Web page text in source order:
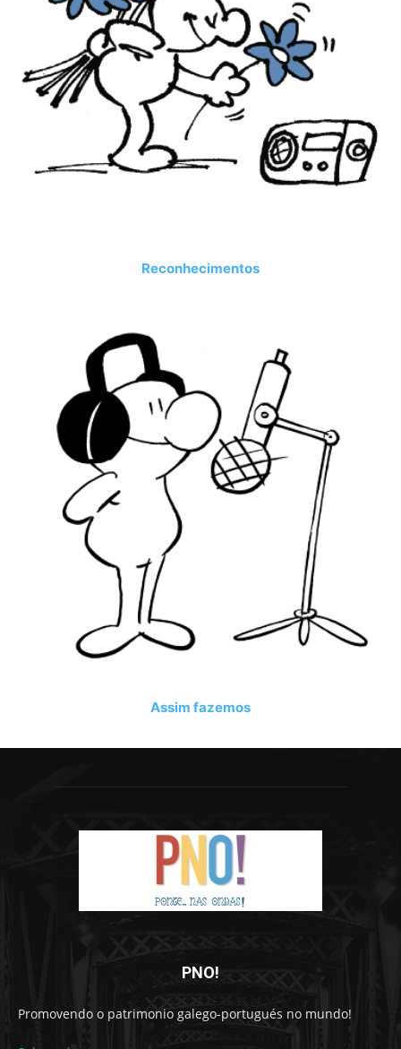
Reconhecimentos
Assim fazemos
PNO!
Promovendo o patrimonio galego-portugués no mundo!